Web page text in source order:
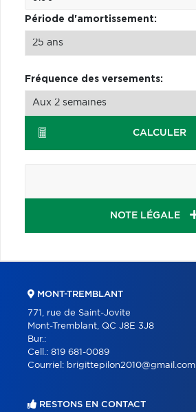
Période d'amortissement:
Fréquence des versements:
CALCULER
NOTE LÉGALE
MONT-TREMBLANT
771, rue de Saint-Jovite
Mont-Tremblant, QC J8E 3J8
Bur.:
Cell.: 819 681-0089
Courriel: brigittepilon2010@gmail.com
RESTONS EN CONTACT